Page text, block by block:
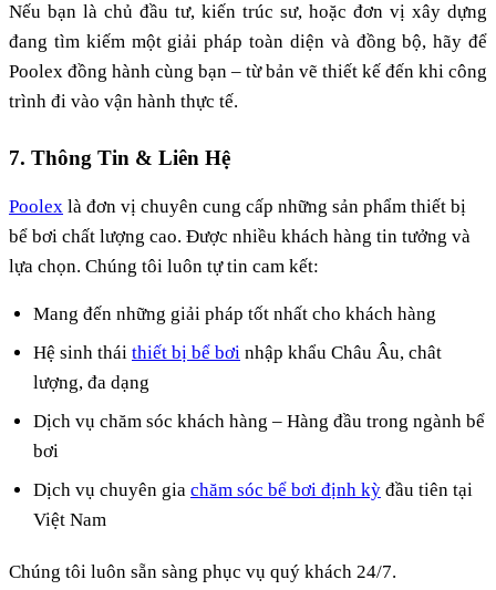
Nếu bạn là chủ đầu tư, kiến trúc sư, hoặc đơn vị xây dựng
đang tìm kiếm một giải pháp toàn diện và đồng bộ, hãy để
Poolex đồng hành cùng bạn – từ bản vẽ thiết kế đến khi công
trình đi vào vận hành thực tế.
7. Thông Tin & Liên Hệ
Poolex là đơn vị chuyên cung cấp những sản phẩm thiết bị
bể bơi chất lượng cao. Được nhiều khách hàng tin tưởng và
lựa chọn. Chúng tôi luôn tự tin cam kết:
Mang đến những giải pháp tốt nhất cho khách hàng
Hệ sinh thái thiết bị bể bơi nhập khẩu Châu Âu, chât
lượng, đa dạng
Dịch vụ chăm sóc khách hàng – Hàng đầu trong ngành bể
bơi
Dịch vụ chuyên gia chăm sóc bể bơi định kỳ đầu tiên tại
Việt Nam
Chúng tôi luôn sẵn sàng phục vụ quý khách 24/7.